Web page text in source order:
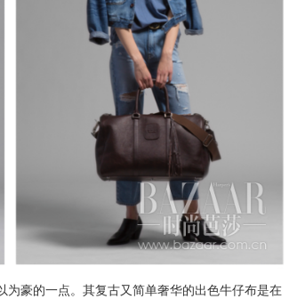
豪的一点。其复古又简单奢华的出色牛仔布是在